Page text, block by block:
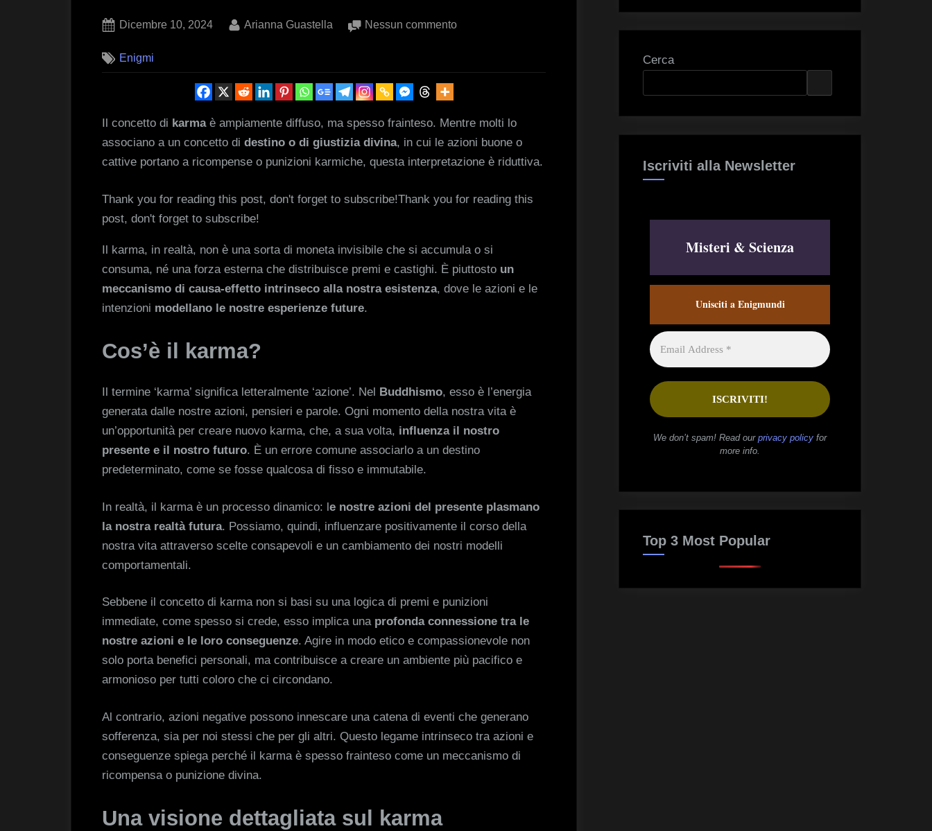
Posted
Dicembre 10, 2024 By
Arianna Guastella Nessun commentosu
devi
sapere
Enigmi
Il concetto di karmaè ampiamente diffuso, ma spesso frainteso. Mentre molti lo
associano a un concetto di destino o di giustizia divina, in cui le azioni buone o
cattive portano a ricompense o punizioni karmiche, questa interpretazione è riduttiva.
Thank you for reading this post, don't forget to subscribe!Thank you for reading this
post, don't forget to subscribe!
Il karma, in realtà, non è una sorta di moneta invisibile che si accumula o si
consuma, né una forza esterna che distribuisce premi e castighi. È piuttosto un
meccanismo di causa-effetto intrinseco alla nostra esistenza, dove le azioni e le
intenzioni modellano le nostre esperienze future.
Cos’è il karma?
Il termine ‘karma’ significa letteralmente ‘azione’. Nel Buddhismo, esso è l’energia
generata dalle nostre azioni, pensieri e parole. Ogni momento della nostra vita è
un’opportunità per creare nuovo karma, che, a sua volta, influenza il nostro
presente e il nostro futuro. È un errore comune associarlo a un destino
predeterminato, come se fosse qualcosa di fisso e immutabile.
In realtà, il karma è un processo dinamico: le nostre azioni del presente plasmano
la nostra realtà futura. Possiamo, quindi, influenzare positivamente il corso della
nostra vita attraverso scelte consapevoli e un cambiamento dei nostri modelli
comportamentali.
Sebbene il concetto di karma non si basi su una logica di premi e punizioni
immediate, come spesso si crede, esso implica una profonda connessione tra le
nostre azioni e le loro conseguenze. Agire in modo etico e compassionevole non
solo porta benefici personali, ma contribuisce a creare un ambiente più pacifico e
armonioso per tutti coloro che ci circondano.
Al contrario, azioni negative possono innescare una catena di eventi che generano
sofferenza, sia per noi stessi che per gli altri. Questo legame intrinseco tra azioni e
conseguenze spiega perché il karma è spesso frainteso come un meccanismo di
ricompensa o punizione divina.
Una visione dettagliata sul karma
Cerca
Iscriviti alla Newsletter
Misteri & Scienza
Unisciti a Enigmundi
We don’t spam! Read our privacy policy for
more info.
Top 3 Most Popular